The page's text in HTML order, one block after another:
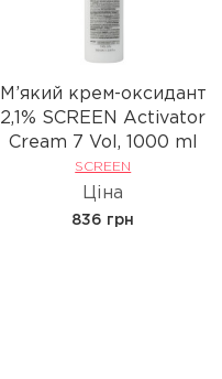
М’який крем-оксидант
2,1% SCREEN Activator
Cream 7 Vol, 1000 ml
SCREEN
Ціна
836 грн